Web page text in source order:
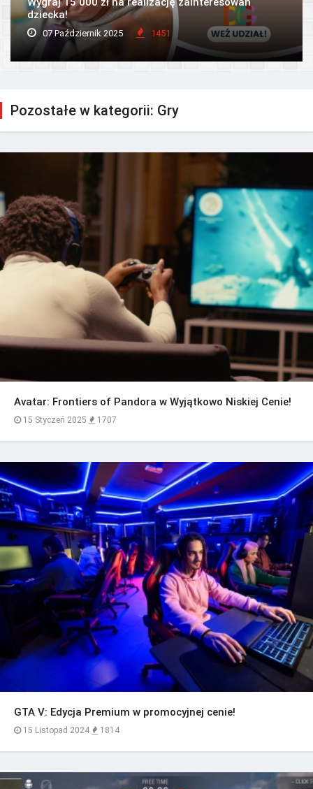
dziecka!
07 Październik 2025 1451
Pozostałe w kategorii: Gry
Avatar: Frontiers of Pandora w Wyjątkowo Niskiej Cenie!
15 Styczeń 2025 1707
GTA V: Edycja Premium w promocyjnej cenie!
15 Listopad 2024 1814